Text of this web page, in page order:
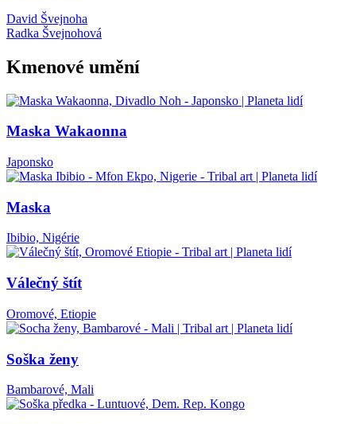
David Švejnoha
Radka Švejnohová
Kmenové umění
Maska Wakaonna
Japonsko
Maska
Ibibio, Nigérie
Válečný štít
Oromové, Etiopie
Soška ženy
Bambarové, Mali